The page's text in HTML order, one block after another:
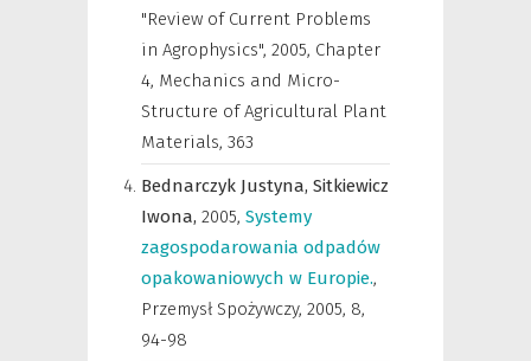
"Review of Current Problems
in Agrophysics", 2005, Chapter
4, Mechanics and Micro-
Structure of Agricultural Plant
Materials, 363
Bednarczyk Justyna, Sitkiewicz
Iwona, 2005, Systemy
zagospodarowania odpadów
opakowaniowych w Europie.,
Przemysł Spożywczy, 2005, 8,
94-98